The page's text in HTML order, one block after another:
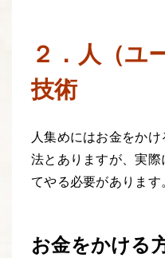
２．人（ユ
技術
人集めにはお金をか
法とありますが、実
てやる必要があります。
お金をかける